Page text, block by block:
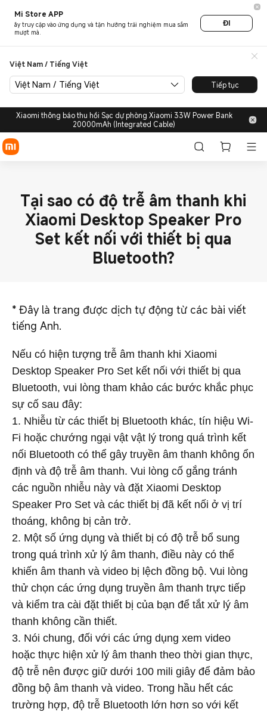
Mi Store APP
ãy truy cập vào ứng dụng và tận hưởng trải nghiệm mua sắm
mượt mà.
ĐI
Việt Nam / Tiếng Việt
Việt Nam / Tiếng Việt Tiếp tục
Xiaomi thông báo thu hồi Sạc dự phòng Xiaomi 33W Power Bank
20000mAh (Integrated Cable)
Tại sao có độ trễ âm thanh khi
Xiaomi Desktop Speaker Pro
Set kết nối với thiết bị qua
Bluetooth?
* Đây là trang được dịch tự động từ các bài viết
tiếng Anh.
Nếu có hiện tượng trễ âm thanh khi Xiaomi
Desktop Speaker Pro Set kết nối với thiết bị qua
Bluetooth, vui lòng tham khảo các bước khắc phục
sự cố sau đây:
1. Nhiễu từ các thiết bị Bluetooth khác, tín hiệu Wi-
Fi hoặc chướng ngại vật vật lý trong quá trình kết
nối Bluetooth có thể gây truyền âm thanh không ổn
định và độ trễ âm thanh. Vui lòng cố gắng tránh
các nguồn nhiễu này và đặt Xiaomi Desktop
Speaker Pro Set và các thiết bị đã kết nối ở vị trí
thoáng, không bị cản trở.
2. Một số ứng dụng và thiết bị có độ trễ bổ sung
trong quá trình xử lý âm thanh, điều này có thể
khiến âm thanh và video bị lệch đồng bộ. Vui lòng
thử chọn các ứng dụng truyền âm thanh trực tiếp
và kiểm tra cài đặt thiết bị của bạn để tắt xử lý âm
thanh không cần thiết.
3. Nói chung, đối với các ứng dụng xem video
hoặc thực hiện xử lý âm thanh theo thời gian thực,
độ trễ nên được giữ dưới 100 mili giây để đảm bảo
đồng bộ âm thanh và video. Trong hầu hết các
trường hợp, độ trễ Bluetooth lớn hơn so với kết